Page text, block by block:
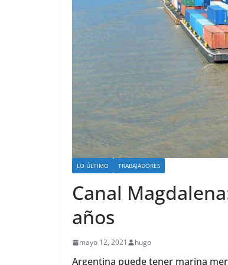
LO ÚLTIMO TRABAJADORES
Canal
años
mayo 12, 2021 hugo
Argentina puede tener marina